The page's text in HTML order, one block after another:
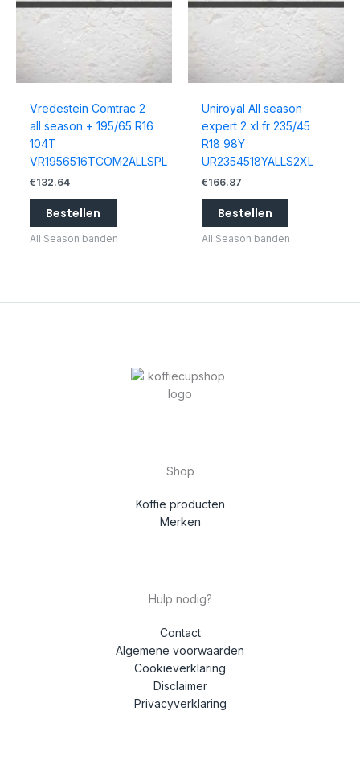
Vredestein Comtrac 2
all season + 195/65 R16
104T
VR1956516TCOM2ALLSPL
€132.64
Bestellen
All Season banden
Uniroyal All season
expert 2 xl fr 235/45
R18 98Y
UR2354518YALLS2XL
€166.87
Bestellen
All Season banden
Shop
Koffie producten
Merken
Hulp nodig?
Contact
Algemene voorwaarden
Cookieverklaring
Disclaimer
Privacyverklaring